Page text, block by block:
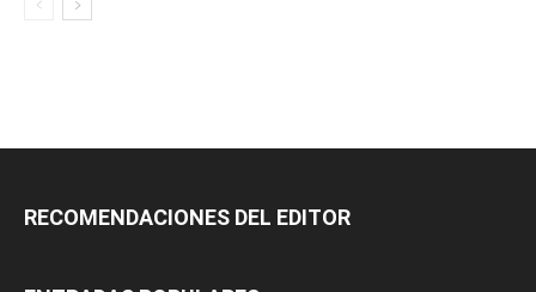
RECOMENDACIONES DEL EDITOR